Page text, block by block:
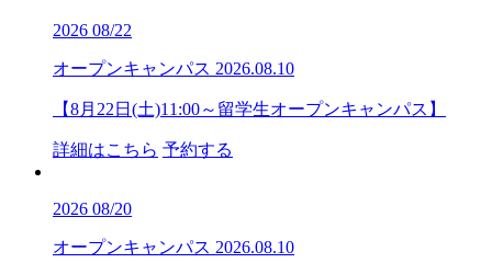
2026 08/22
オープンキャンパス 2026.08.10
【8月22日(土)11:00～留学生オープンキャンパス】
詳細はこちら 予約する
2026 08/20
オープンキャンパス 2026.08.10